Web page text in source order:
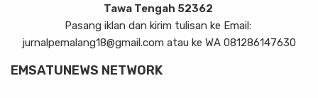
Tawa Tengah 52362
Pasang iklan dan kirim tulisan ke Email:
jurnalpemalang18@gmail.com atau ke WA 081286147630
EMSATUNEWS NETWORK